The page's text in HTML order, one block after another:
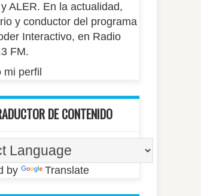
ALER. En la actualidad,
y conductor del programa
Interactivo, en Radio
FM.
mi perfil
DE CONTENIDO
by Translate